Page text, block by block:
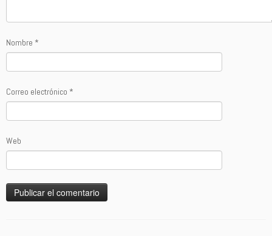
Nombre *
Correo electrónico *
Web